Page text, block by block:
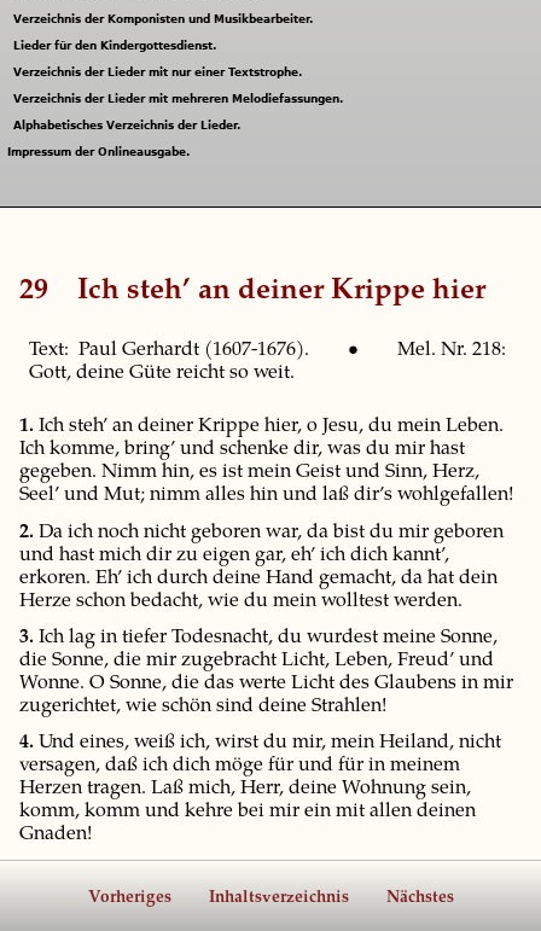
Verzeichnis der Komponisten und Musikbearbeiter.
Lieder für den Kindergottesdienst.
Verzeichnis der Lieder mit nur einer Textstrophe.
Verzeichnis der Lieder mit mehreren Melodiefassungen.
Alphabetisches Verzeichnis der Lieder.
Impressum der Onlineausgabe.
29 Ich steh’ an deiner Krippe hier
Text: Paul Gerhardt (1607-1676). • Mel. Nr. 218:
Gott, deine Güte reicht so weit.
1. Ich steh’ an deiner Krippe hier, o Jesu, du mein Leben.
Ich komme, bring’ und schenke dir, was du mir hast
gegeben. Nimm hin, es ist mein Geist und Sinn, Herz,
Seel’ und Mut; nimm alles hin und laß dir’s wohlgefallen!
2. Da ich noch nicht geboren war, da bist du mir geboren
und hast mich dir zu eigen gar, eh’ ich dich kannt’,
erkoren. Eh’ ich durch deine Hand gemacht, da hat dein
Herze schon bedacht, wie du mein wolltest werden.
3. Ich lag in tiefer Todesnacht, du wurdest meine Sonne,
die Sonne, die mir zugebracht Licht, Leben, Freud’ und
Wonne. O Sonne, die das werte Licht des Glaubens in mir
zugerichtet, wie schön sind deine Strahlen!
4. Und eines, weiß ich, wirst du mir, mein Heiland, nicht
versagen, daß ich dich möge für und für in meinem
Herzen tragen. Laß mich, Herr, deine Wohnung sein,
komm, komm und kehre bei mir ein mit allen deinen
Gnaden!
Vorheriges Inhaltsverzeichnis Nächstes